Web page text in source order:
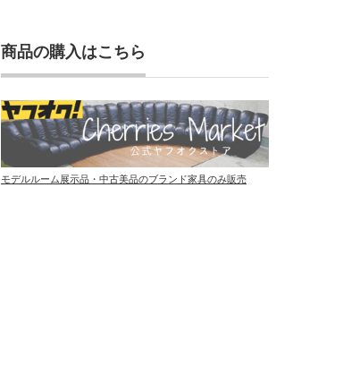
商品の購入はこちら
モデルルーム展示品・中古美品のブランド家具のみ販売